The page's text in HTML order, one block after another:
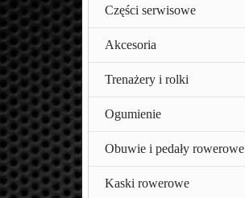
Części serwisowe
Akcesoria
Trenażery i rolki
Ogumienie
Obuwie i pedały rowerowe
Kaski rowerowe